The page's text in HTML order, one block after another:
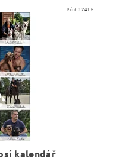
Kód:32418
kalendář